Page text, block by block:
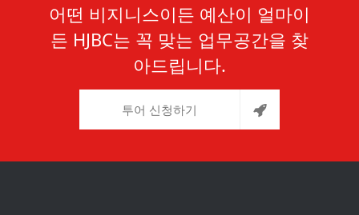
어떤 비지니스이든 예산이 얼마이
든 HJBC는 꼭 맞는 업무공간을 찾
아드립니다.
투어 신청하기